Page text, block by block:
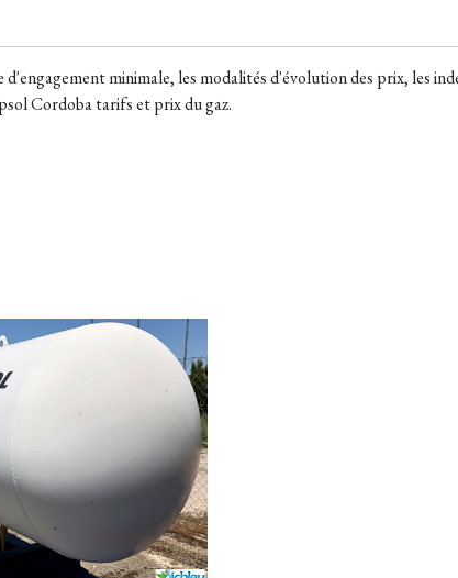
minimale, les modalités d'évolution des prix, les
Cordoba tarifs et prix du gaz.